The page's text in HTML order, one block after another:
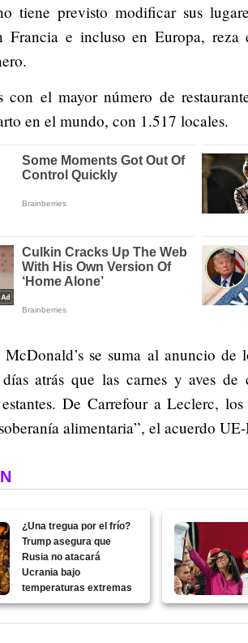
tiene previsto modificar sus
Francia e incluso en Europa,
con el mayor número de
en el mundo, con 1.517 locales.
se suma al anuncio de
atrás que las carnes y aves de
De Carrefour a Leclerc,
alimentaria”, el acuerdo
¿Una tregua por el frío?
Trump asegura que
Rusia no atacará
Ucrania bajo
temperaturas extremas